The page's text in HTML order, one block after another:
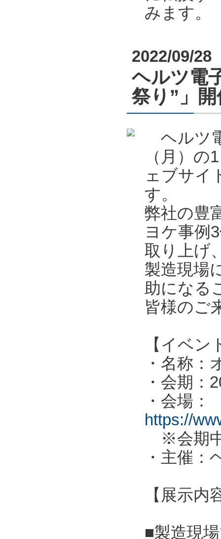
みます。
2022/09/28
ヘルツ電
祭り”」
ヘルツ
（月）
ェブサイ
す。
弊社の豊
ヨケ事例
取り上げ
製造現場
助になる
皆様のご
【イベン
・名称
・会期：
・会場：
https://
※会期中
・主催：
【展示内
■製造現